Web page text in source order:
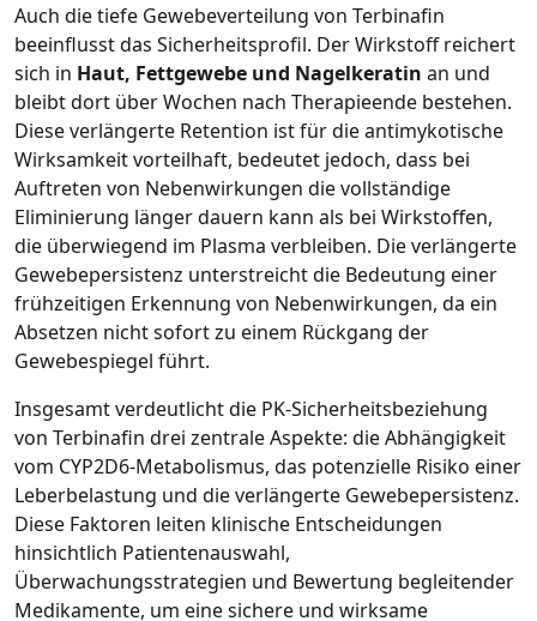
Auch die tiefe Gewebeverteilung von Terbinafin
beeinflusst das Sicherheitsprofil. Der Wirkstoff reichert
sich in Haut, Fettgewebe und Nagelkeratin an und
bleibt dort über Wochen nach Therapieende bestehen.
Diese verlängerte Retention ist für die antimykotische
Wirksamkeit vorteilhaft, bedeutet jedoch, dass bei
Auftreten von Nebenwirkungen die vollständige
Eliminierung länger dauern kann als bei Wirkstoffen,
die überwiegend im Plasma verbleiben. Die verlängerte
Gewebepersistenz unterstreicht die Bedeutung einer
frühzeitigen Erkennung von Nebenwirkungen, da ein
Absetzen nicht sofort zu einem Rückgang der
Gewebespiegel führt.
Insgesamt verdeutlicht die PK‑Sicherheitsbeziehung
von Terbinafin drei zentrale Aspekte: die Abhängigkeit
vom CYP2D6‑Metabolismus, das potenzielle Risiko einer
Leberbelastung und die verlängerte Gewebepersistenz.
Diese Faktoren leiten klinische Entscheidungen
hinsichtlich Patientenauswahl,
Überwachungsstrategien und Bewertung begleitender
Medikamente, um eine sichere und wirksame